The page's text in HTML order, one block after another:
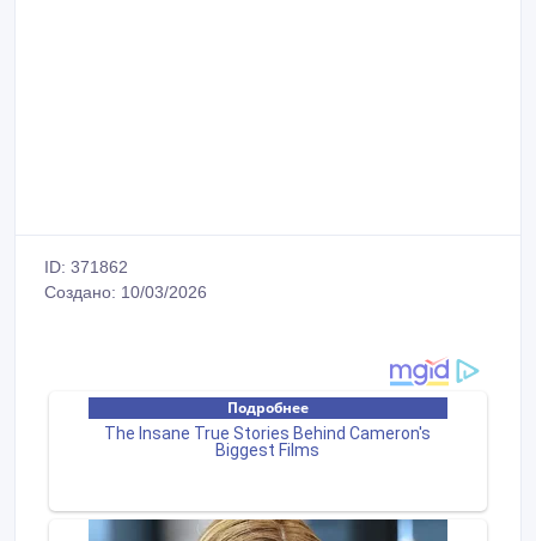
ID: 371862
Создано: 10/03/2026